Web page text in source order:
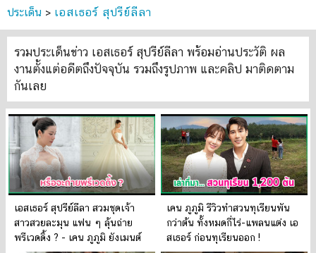
ประเด็น > เอสเธอร์ สุปรีย์ลีลา
รวมประเด็นข่าว เอสเธอร์ สุปรีย์ลีลา พร้อมอ่านประวัติ ผล
งานตั้งแต่อดีตถึงปัจจุบัน รวมถึงรูปภาพ และคลิป มาติดตาม
กันเลย
เอสเธอร์ สุปรีย์ลีลา สวมชุดเจ้า
สาวสวยละมุน แฟน ๆ ลุ้นถ่าย
พรีเวดดิ้ง ? - เคน ภูภูมิ ยังเมนต์
เคน ภูภูมิ รีวิวทำสวนทุเรียนพัน
กว่าต้น ทั้งหมดกี่ไร่-แพลนแต่ง เอ
สเธอร์ ก่อนทุเรียนออก !